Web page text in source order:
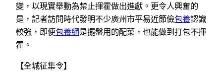
變，以現實舉動為禁止揮霍做出進獻。更令人興奮的
是，記者訪問時代發明不少廣州市平易近節儉包養認識
較強，即便包養網是擺盤用的配菜，也能做到打包不揮
霍。
【全城征集令】